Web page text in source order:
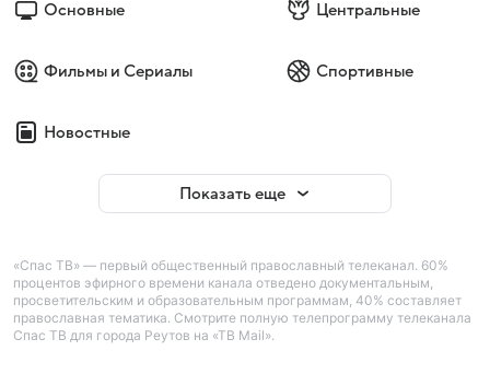
Основные Центральные
Фильмы и Сериалы Спортивные
Новостные
Показать еще
«Спас ТВ» — первый общественный православный телеканал. 60%
процентов эфирного времени канала отведено документальным,
просветительским и образовательным программам, 40% составляет
православная тематика. Смотрите полную телепрограмму телеканала
Спас ТВ для города Реутов на «ТВ Mail».